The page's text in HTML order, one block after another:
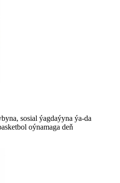
sosial ýagdaýyna ýa-da
oýnamaga deň